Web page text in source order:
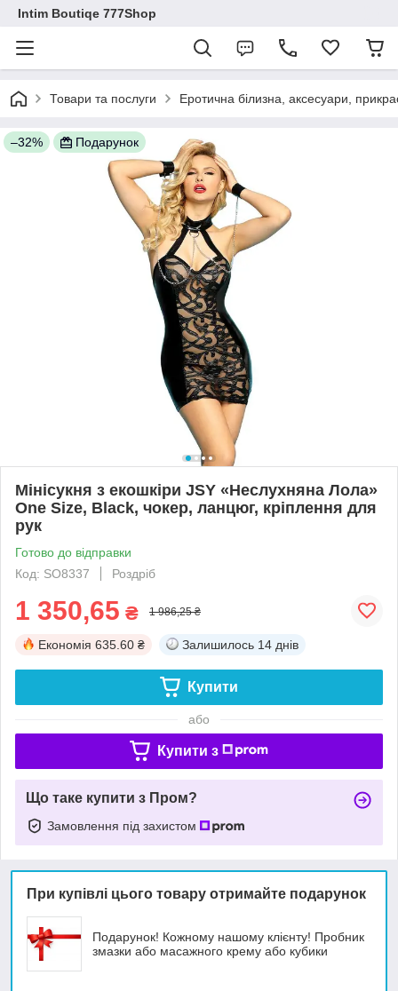
Intim Boutiqe 777Shop
Товари та послуги Еротична білизна, аксесуари,
–32% Подарунок
Мінісукня з екошкіри JSY «Неслухняна Лола»
One Size, Black, чокер, ланцюг, кріплення для
рук
Готово до відправки
Код: SO8337
Роздріб
1 350,65 ₴ 1 986,25 ₴
Економія 635.60 ₴ Залишилось 14 днів
Купити
або
Купити з
Що таке купити з Пром?
Замовлення під захистом
При купівлі цього товару отримайте подарунок
Подарунок! Кожному нашому клієнту! Пробник
змазки або масажного крему або кубики